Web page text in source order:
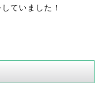
ていました！